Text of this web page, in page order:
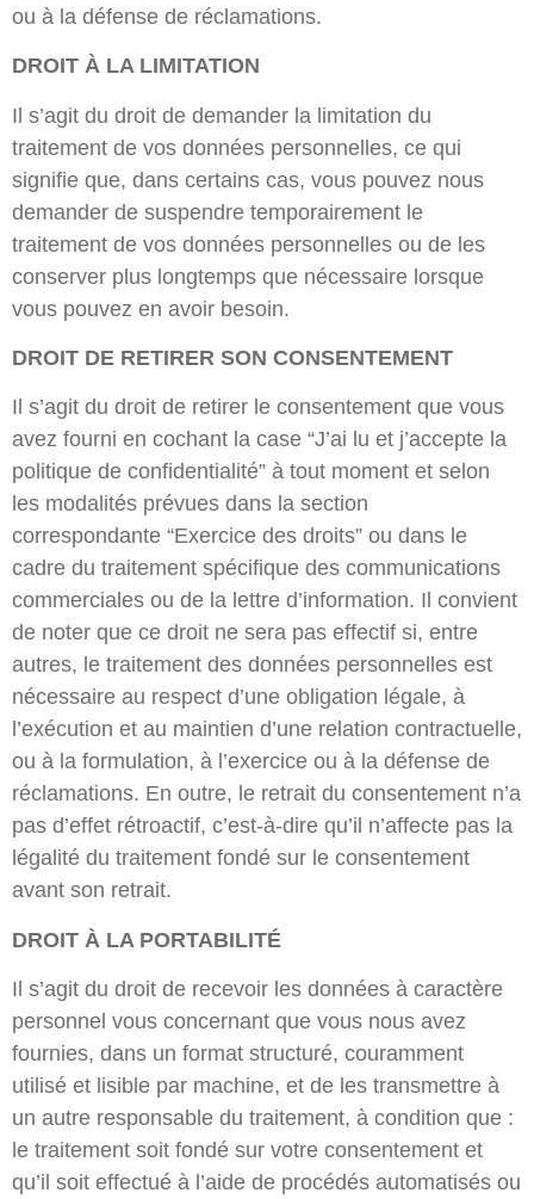
ou à la défense de réclamations.
DROIT À LA LIMITATION
Il s’agit du droit de demander la limitation du
traitement de vos données personnelles, ce qui
signifie que, dans certains cas, vous pouvez nous
demander de suspendre temporairement le
traitement de vos données personnelles ou de les
conserver plus longtemps que nécessaire lorsque
vous pouvez en avoir besoin.
DROIT DE RETIRER SON CONSENTEMENT
Il s’agit du droit de retirer le consentement que vous
avez fourni en cochant la case “J’ai lu et j’accepte la
politique de confidentialité” à tout moment et selon
les modalités prévues dans la section
correspondante “Exercice des droits” ou dans le
cadre du traitement spécifique des communications
commerciales ou de la lettre d’information. Il convient
de noter que ce droit ne sera pas effectif si, entre
autres, le traitement des données personnelles est
nécessaire au respect d’une obligation légale, à
l’exécution et au maintien d’une relation contractuelle,
ou à la formulation, à l’exercice ou à la défense de
réclamations. En outre, le retrait du consentement n’a
pas d’effet rétroactif, c’est-à-dire qu’il n’affecte pas la
légalité du traitement fondé sur le consentement
avant son retrait.
DROIT À LA PORTABILITÉ
Il s’agit du droit de recevoir les données à caractère
personnel vous concernant que vous nous avez
fournies, dans un format structuré, couramment
utilisé et lisible par machine, et de les transmettre à
un autre responsable du traitement, à condition que :
le traitement soit fondé sur votre consentement et
qu’il soit effectué à l’aide de procédés automatisés ou